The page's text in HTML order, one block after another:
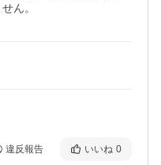
ん。
違反報告 いいね 0